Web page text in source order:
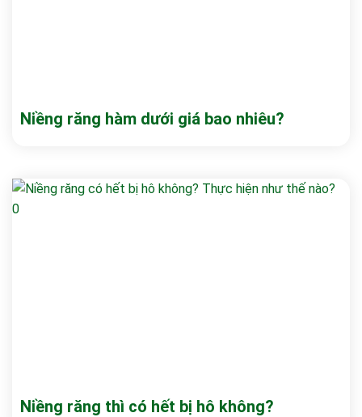
Niềng răng hàm dưới giá bao nhiêu?
Niềng răng thì có hết bị hô không?